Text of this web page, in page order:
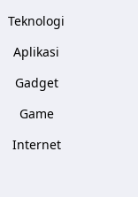
Teknologi
Aplikasi
Gadget
Game
Internet